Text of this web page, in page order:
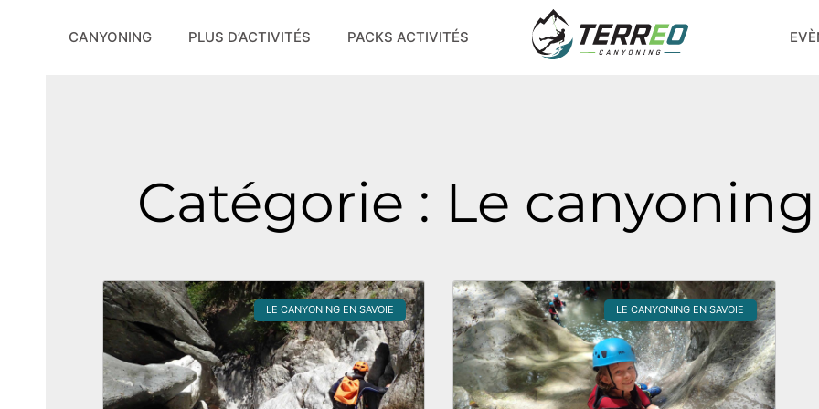
CANYONING PLUS D’ACTIVITÉS PACKS ACTIVITÉS
Catégorie : Le
LE CANYONING EN SAVOIE LE CANYONING EN SAVOIE
PagePage